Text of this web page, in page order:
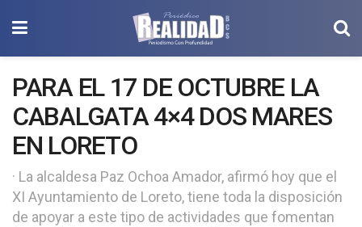
PARA EL 17 DE OCTUBRE LA
CABALGATA 4×4 DOS MARES
EN LORETO
· La alcaldesa Paz Ochoa Amador, afirmó hoy que el
XI Ayuntamiento de Loreto, tiene toda la disposición
de apoyar a este tipo de actividades que fomentan